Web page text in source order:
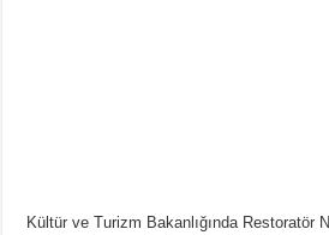
Kültür ve Turizm Bakanlığında Restoratör